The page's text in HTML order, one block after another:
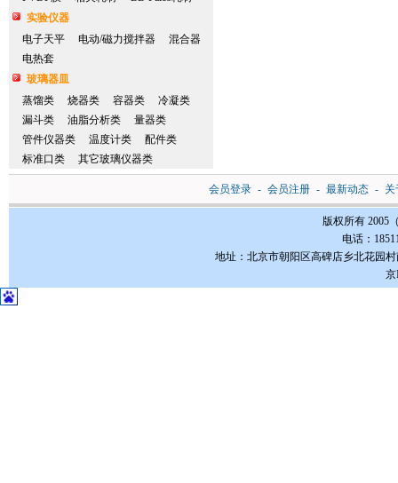
实验仪器
电子天平
电动/磁力搅拌器
混合器
电热套
玻璃器皿
蒸馏类
烧器类 容器类
冷凝类
漏斗类
油脂分析类
量器类
管件仪器类
温度计类
配件类
标准口类
其它玻璃仪器类
会员登录 - 会员注册 - 最新动态 - 关
版权所有 2005
电话：
地址：北京市朝阳区高碑店乡北花园村
京